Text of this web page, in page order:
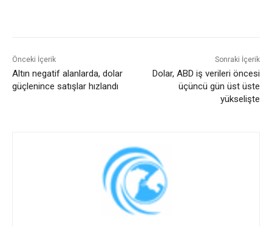
Önceki İçerik
Altın negatif alanlarda, dolar
güçlenince satışlar hızlandı
Sonraki İçerik
Dolar, ABD iş verileri öncesi
üçüncü gün üst üste
yükselişte